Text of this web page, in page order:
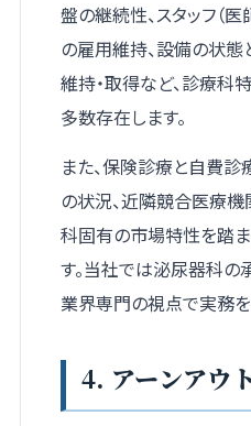
盤の継続性、スタッフ（医
の雇用維持、設備の状
維持・取得など、診療科
多数存在します。
また、保険診療と自費
の状況、近隣競合医療
科固有の市場特性を踏
す。当社では泌尿器科の
業界専門の視点で実務を
4. アーンアウ